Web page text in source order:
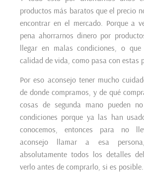
productos más baratos que el precio
encontrar en el mercado. Porque a
pena ahorrarnos dinero por
llegar en malas condiciones, o
calidad de vida, como pasa con estas
Por eso aconsejo tener mucho
de donde compramos, y de qué
cosas de segunda mano pueden
condiciones porque ya las han
conocemos, entonces para no
aconsejo llamar a esa
absolutamente todos los detalles
verlo antes de comprarlo, si es posible.